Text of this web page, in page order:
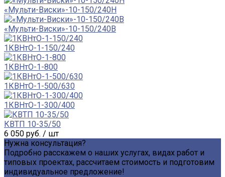
«Мульти-Виски»-10-150/240Н
«Мульти-Виски»-10-150/240В
1КВНтО-1-150/240
1КВНтО-1-800
1КВНтО-1-500/630
1КВНтО-1-300/400
КВТП 10-35/50
6 050 руб. / шт
Нужна консультация?
Подробно расскажем о наших услугах, видах работ и
типовых проектах, рассчитаем стоимость и подготовим
индивидуальное предложение!